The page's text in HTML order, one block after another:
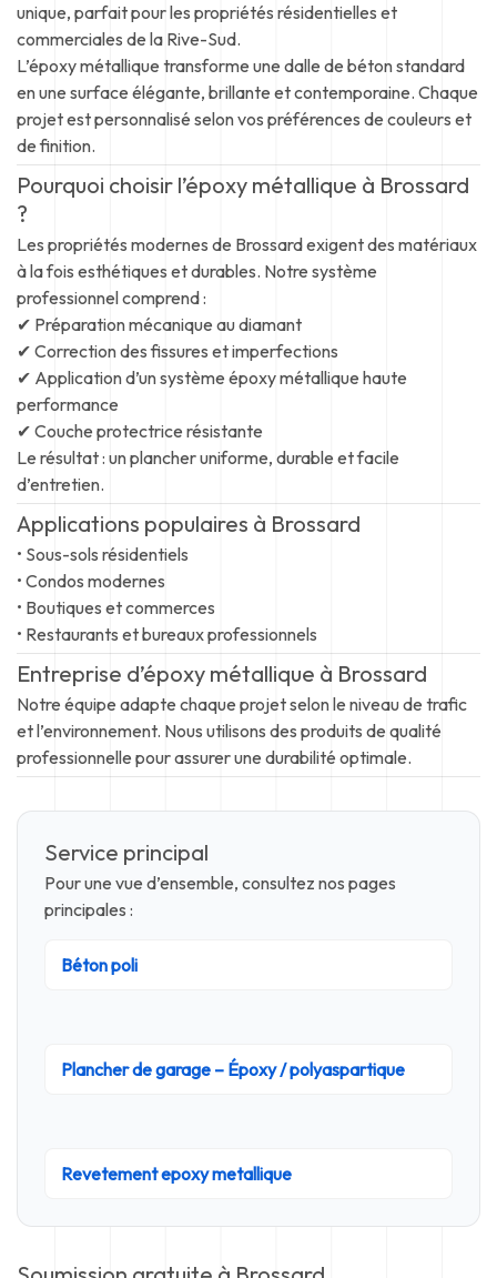
unique, parfait pour les propriétés résidentielles et
commerciales de la Rive-Sud.
L’époxy métallique transforme une dalle de béton standard
en une surface élégante, brillante et contemporaine. Chaque
projet est personnalisé selon vos préférences de couleurs et
de finition.
Pourquoi choisir l’époxy métallique à Brossard
?
Les propriétés modernes de Brossard exigent des matériaux
à la fois esthétiques et durables. Notre système
professionnel comprend :
✔ Préparation mécanique au diamant
✔ Correction des fissures et imperfections
✔ Application d’un système époxy métallique haute
performance
✔ Couche protectrice résistante
Le résultat : un plancher uniforme, durable et facile
d’entretien.
Applications populaires à Brossard
• Sous-sols résidentiels
• Condos modernes
• Boutiques et commerces
• Restaurants et bureaux professionnels
Entreprise d’époxy métallique à Brossard
Notre équipe adapte chaque projet selon le niveau de trafic
et l’environnement. Nous utilisons des produits de qualité
professionnelle pour assurer une durabilité optimale.
Service principal
Pour une vue d’ensemble, consultez nos pages
principales :
Béton poli
Plancher de garage – Époxy / polyaspartique
Revetement epoxy metallique